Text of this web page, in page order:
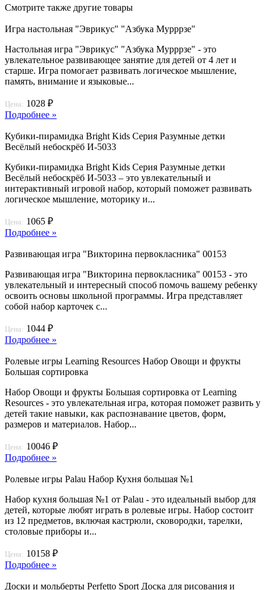
Смотрите также другие товары
Игра настольная "Эврикус" "Азбука Мурррзе"
Настольная игра "Эврикус" "Азбука Мурррзе" - это
увлекательное развивающее занятие для детей от 4 лет и
старше. Игра помогает развивать логическое мышление,
память, внимание и языковые...
Цена: 1028 ₽
Подробнее »
Кубики-пирамидка Bright Kids Серия Разумные детки
Весёлый небоскрёб И-5033
Кубики-пирамидка Bright Kids Серия Разумные детки
Весёлый небоскрёб И-5033 – это увлекательный и
интерактивный игровой набор, который поможет развивать
логическое мышление, моторику и...
Цена: 1065 ₽
Подробнее »
Развивающая игра "Викторина первокласника" 00153
Развивающая игра "Викторина первокласника" 00153 - это
увлекательный и интересный способ помочь вашему ребенку
освоить основы школьной программы. Игра представляет
собой набор карточек с...
Цена: 1044 ₽
Подробнее »
Ролевые игры Learning Resources Набор Овощи и фрукты
Большая сортировка
Набор Овощи и фрукты Большая сортировка от Learning
Resources - это увлекательная игра, которая поможет развить у
детей такие навыки, как распознавание цветов, форм,
размеров и материалов. Набор...
Цена: 10046 ₽
Подробнее »
Ролевые игры Palau Набор Кухня большая №1
Набор кухня большая №1 от Palau - это идеальный выбор для
детей, которые любят играть в ролевые игры. Набор состоит
из 12 предметов, включая кастрюли, сковородки, тарелки,
столовые приборы и...
Цена: 10158 ₽
Подробнее »
Доски и мольберты Perfetto Sport Доска для рисования и